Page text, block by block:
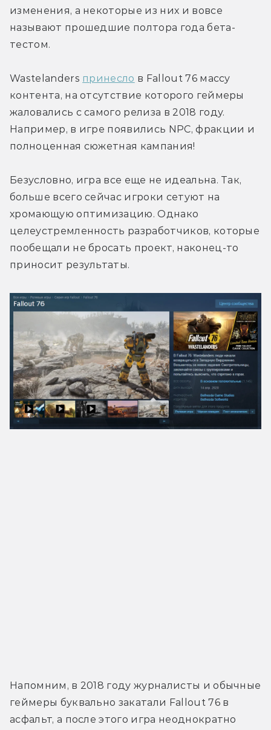
изменения, а некоторые из них и вовсе
называют прошедшие полтора года бета-
тестом.
Wastelanders принесло в Fallout 76 массу
контента, на отсутствие которого геймеры
жаловались с самого релиза в 2018 году.
Например, в игре появились NPC, фракции и
полноценная сюжетная кампания!
Безусловно, игра все еще не идеальна. Так,
больше всего сейчас игроки сетуют на
хромающую оптимизацию. Однако
целеустремленность разработчиков, которые
пообещали не бросать проект, наконец-то
приносит результаты.
Напомним, в 2018 году журналисты и обычные
геймеры буквально закатали Fallout 76 в
асфальт, а после этого игра неоднократно